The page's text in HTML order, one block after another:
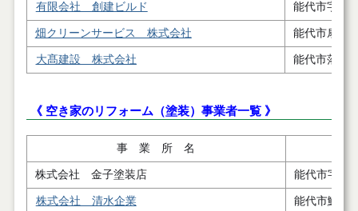
有限会社 創建ビルド 能代市字養
畑クリーンサービス 株式会社 能代市扇田
大髙建設 株式会社 能代市落合
《 空き家のリフォーム（塗装）事業者一覧 》
事 業 所 名
株式会社 金子塗装店 能代市字下
株式会社 清水企業 能代市鰄渕